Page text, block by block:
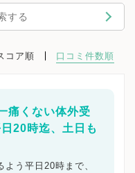
する
コア順 口コミ件数順
痛くない体外受
20時迄、土日も
う平日20時まで、